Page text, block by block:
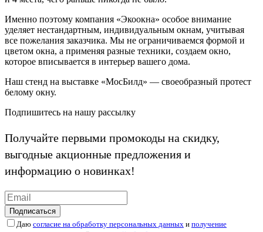
Именно поэтому компания «Экоокна» особое внимание
уделяет нестандартным, индивидуальным окнам, учитывая
все пожелания заказчика. Мы не ограничиваемся формой и
цветом окна, а применяя разные техники, создаем окно,
которое вписывается в интерьер вашего дома.
Наш стенд на выставке «МосБилд» — своеобразный протест
белому окну.
Подпишитесь на нашу рассылку
Получайте первыми промокоды на скидку,
выгодные акционные предложения и
информацию о новинках!
Подписаться
Даю согласие на обработку персональных данных и получение